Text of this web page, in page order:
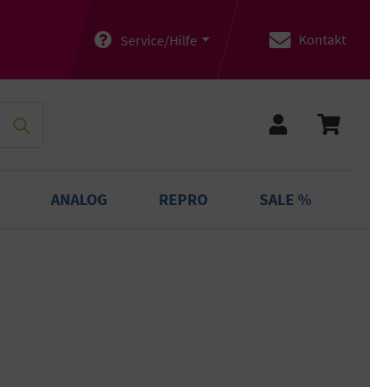
Service/Hilfe Kontakt
ANALOG REPRO SALE %